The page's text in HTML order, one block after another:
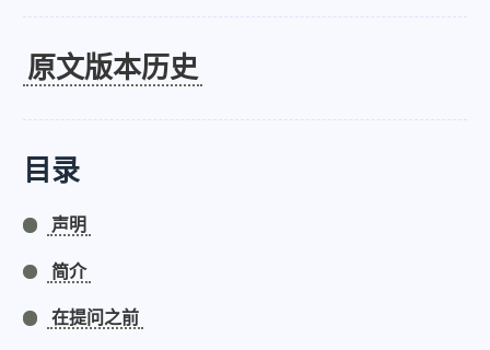
原文版本历史
目录
声明
简介
在提问之前